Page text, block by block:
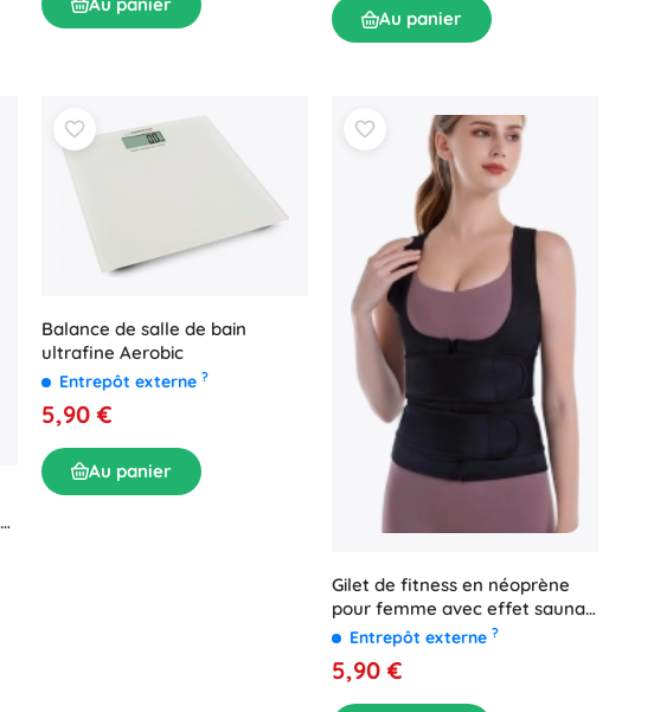
Au panier
Balance de salle de bain
ultrafine Aerobic
Entrepôt externe ?
5,90 €
Au panier
Gilet de fitness en néoprène
pour femme avec effet sauna
– taille L, noir
Entrepôt externe ?
5,90 €